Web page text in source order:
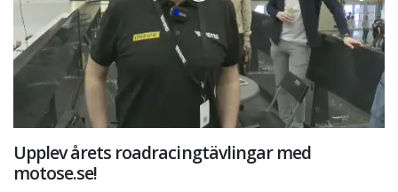
Upplev årets roadracingtävlingar med
motose.se!